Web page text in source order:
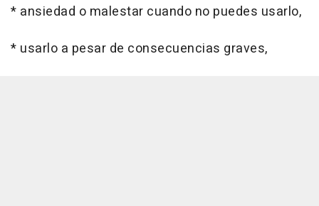
* ansiedad o malestar cuando no puedes usarlo,
* usarlo a pesar de consecuencias graves,